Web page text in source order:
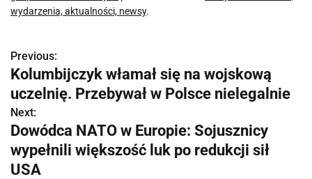
gospodarstw
domowych
wydarzenia, aktualności, newsy.
N
a
w
i
g
Previous:
Kolumbijczyk włamał się na wojskową
uczelnię. Przebywał w Polsce nielegalnie
Next:
Dowódca NATO w Europie: Sojusznicy
wypełnili większość luk po redukcji sił
USA